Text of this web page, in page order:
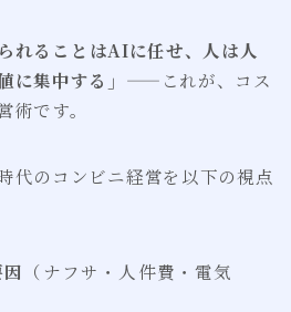
れることはAIに任せ、人は人
に集中する」 ——これが、コス
術です。
代のコンビニ経営を以下の視点
（ナフサ・人件費・電気